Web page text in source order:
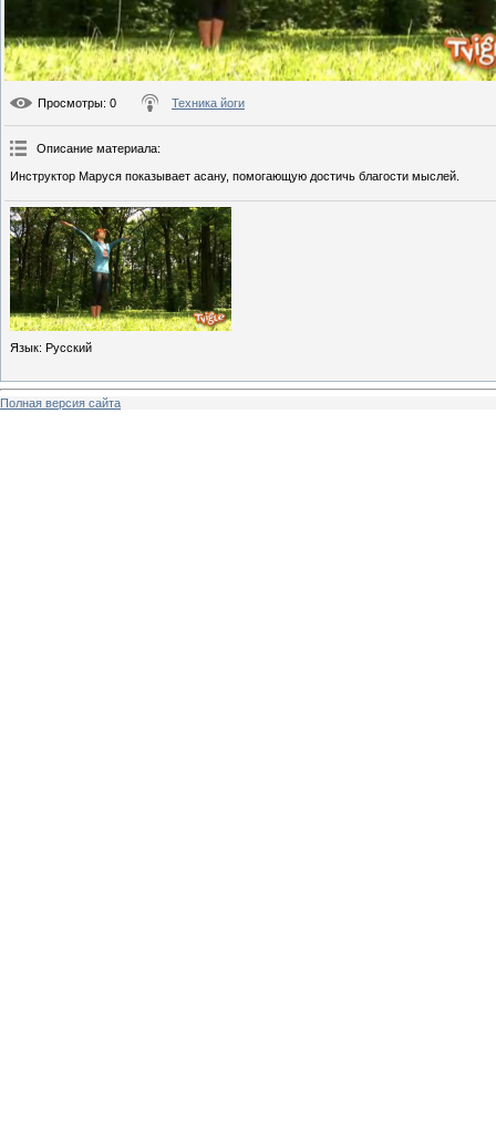
Просмотры: 0 Техника йоги
Описание материала:
Инструктор Маруся показывает асану, помогающую достичь благости мыслей.
Язык: Русский
Полная версия сайта